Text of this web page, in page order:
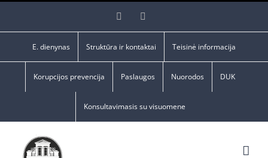
Facebook
E. dienynas Struktūra ir kontaktai Teisinė informacija
Korupcijos prevencija Paslaugos Nuorodos DUK
Konsultavimasis su visuomene